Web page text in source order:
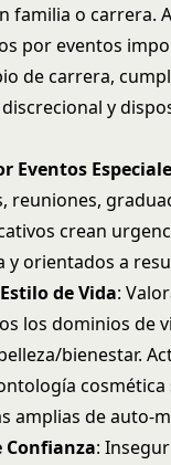
familia o carrera.
por eventos
de carrera,
y
Eventos
reuniones,
crean
y orientados a
de Vida:
los dominios de
bienestar.
cosmética
amplias de auto-
Confianza: